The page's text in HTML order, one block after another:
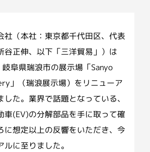
社（本社：東京都千代田区、代表
谷正伸、以下「三洋貿易」）は
阜県瑞浪市の展示場「Sanyo
」（瑞浪展示場）をリニューア
した。業界で話題となっている、
車(EV)の分解部品を手に取って確
に想定以上の反響をいただき、今
に至りました。